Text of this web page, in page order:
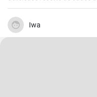
cuisine turque.
Iwa